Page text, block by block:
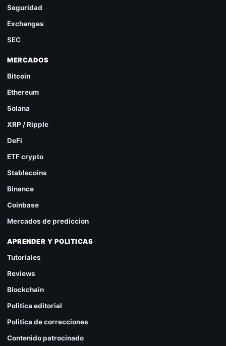
Seguridad
Exchanges
SEC
MERCADOS
Bitcoin
Ethereum
Solana
XRP / Ripple
DeFi
ETF crypto
Stablecoins
Binance
Coinbase
Mercados de prediccion
APRENDER Y POLITICAS
Tutoriales
Reviews
Blockchain
Politica editorial
Politica de correcciones
Contenido patrocinado